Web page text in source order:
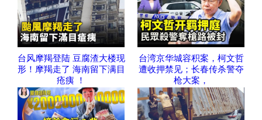
台风摩羯登陆 豆腐渣大楼现
形！摩羯走了 海南留下满目
疮痍 ！
台湾京华城容积案，柯文哲
遭收押禁见；长春传杀警夺
枪大案，